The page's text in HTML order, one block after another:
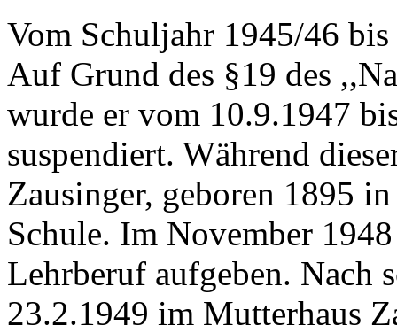
Vom Schuljahr 1945/46
Auf Grund des §19 des
wurde er vom 10.9.1947
suspendiert. Während
Zausinger, geboren 1895
Schule. Im November
Lehrberuf aufgeben. Nach
23.2.1949 im Mutterhaus